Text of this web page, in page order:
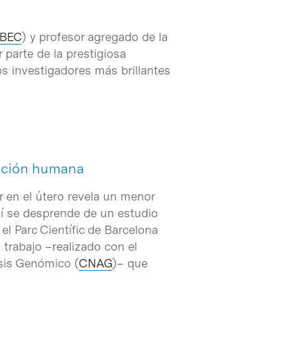
) y profesor agregado de la
parte de la prestigiosa
investigadores más brillantes
humana
en el útero revela un menor
se desprende de un estudio
Parc Científic de Barcelona
–realizado con el
Genómico (CNAG)– que